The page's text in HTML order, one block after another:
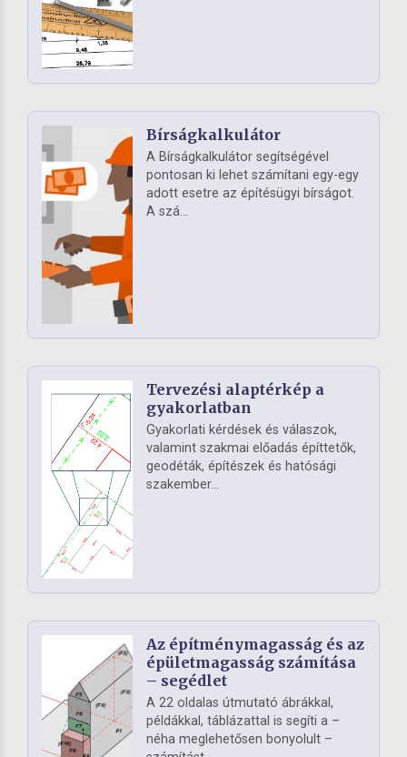
Bírságkalkulátor
A Bírságkalkulátor segítségével
pontosan ki lehet számítani egy-egy
adott esetre az építésügyi bírságot.
A szá...
Tervezési alaptérkép a
gyakorlatban
Gyakorlati kérdések és válaszok,
valamint szakmai előadás építtetők,
geodéták, építészek és hatósági
szakember...
Az építménymagasság és az
épületmagasság számítása
– segédlet
A 22 oldalas útmutató ábrákkal,
példákkal, táblázattal is segíti a –
néha meglehetősen bonyolult –